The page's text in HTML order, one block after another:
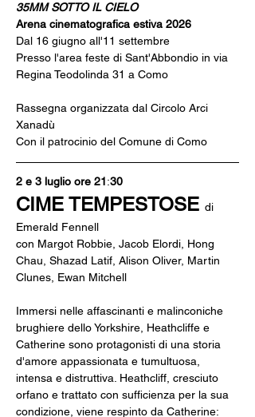
35MM SOTTO IL CIELO
Arena cinematografica estiva 2026
Dal 16 giugno all'11 settembre
Presso l'area feste di Sant'Abbondio in via
Regina Teodolinda 31 a Como
Rassegna organizzata dal Circolo Arci
Xanadù
Con il patrocinio del Comune di Como
2 e 3 luglio ore 21:30
CIME TEMPESTOSE di
Emerald Fennell
con Margot Robbie, Jacob Elordi, Hong
Chau, Shazad Latif, Alison Oliver, Martin
Clunes, Ewan Mitchell
Immersi nelle affascinanti e malinconiche
brughiere dello Yorkshire, Heathcliffe e
Catherine sono protagonisti di una storia
d'amore appassionata e tumultuosa,
intensa e distruttiva. Heathcliff, cresciuto
orfano e trattato con sufficienza per la sua
condizione, viene respinto da Catherine: